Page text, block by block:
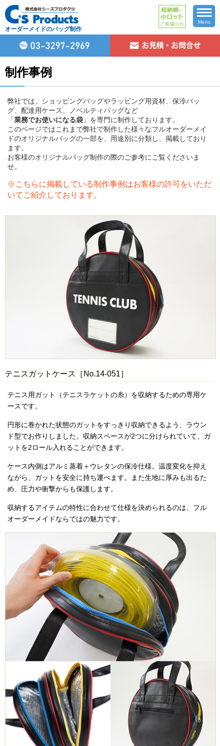
オーダーメイドのバッグ制作
Menu
制作事例
弊社では、ショッピングバッグやラッピング用資材、保冷バッ
グ、配達用ケース、ノベルティバッグなど
「業務でお使いになる袋 」を専門に制作しております。
このページではこれまで弊社で制作した様々なフルオーダーメイ
ドのオリジナルバッグの一部を、用途別に分類し、掲載しており
ます。
お客様のオリジナルバッグ制作の際のご参考にご覧くださいま
せ。
※こちらに掲載している制作事例はお客様の許可をいただ
いてご紹介しております。
テニスガットケース［No.14-051］
テニス用ガット（テニスラケットの糸）を収納するための専用ケ
ースです。
円形に巻かれた状態のガットをすっきり収納できるよう、ラウン
ド型でお作りしました。収納スペースが2つに分けられていて、ガ
ットを2ロール入れることができます。
ケース内側はアルミ蒸着＋ウレタンの保冷仕様。温度変化を抑え
ながら、ガットを安全に持ち運べます。また生地に厚みも出るた
め、圧力や衝撃からも保護します。
収納するアイテムの特性に合わせて仕様を決められるのは、フル
オーダーメイドならではの魅力です。